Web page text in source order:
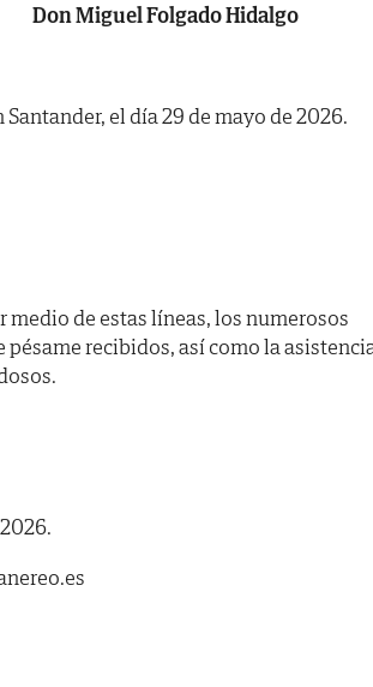
Don Miguel Folgado Hidalgo
el día 29 de mayo de 2026.
medio de estas líneas, los numerosos
recibidos, así como la